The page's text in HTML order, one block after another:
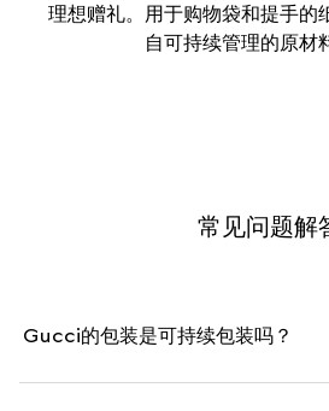
理想赠礼。用于购物袋和提手的
自可持续管理的原材
常见问题解
Gucci的包装是可持续包装吗？